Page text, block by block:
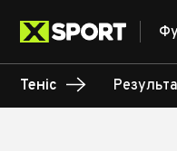
Теніс